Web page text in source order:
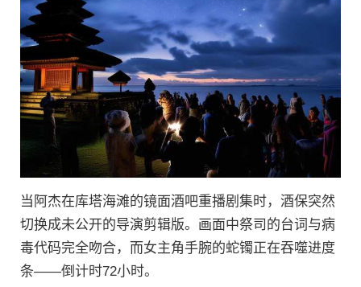
当阿杰在库塔海滩的镜面酒吧重播剧集时，酒保突然
切换成未公开的导演剪辑版。画面中祭司的台词与病
毒代码完全吻合，而女主角手腕的蛇镯正在吞噬进度
条——倒计时72小时。